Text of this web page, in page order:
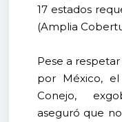
17 estados
(Amplia
Pese a
por México, el
Conejo,
aseguró que